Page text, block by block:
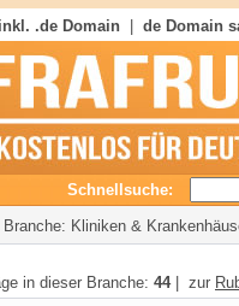
.de Domain de Domain
Schnellsuche:
Kliniken &
in dieser Branche: 44| zur